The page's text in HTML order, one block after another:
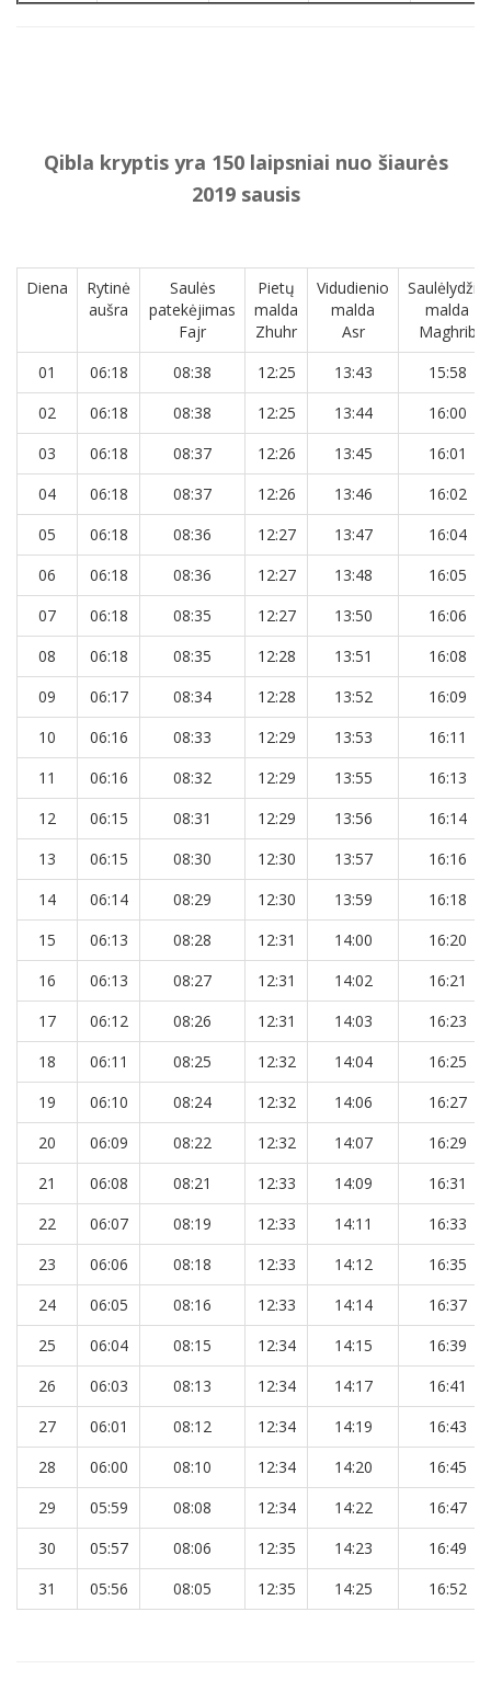
Qibla kryptis yra 150 laipsniai nuo šiaurės
2019 sausis
Diena
Rytinė
aušra
Saulės
patekėjimas
Fajr
Pietų
malda
Zhuhr
Vidudienio
malda
Asr
Saulėlydžio
malda
Maghrib
01
06:18 08:38 12:25 13:43
15:58
02
06:18 08:38 12:25 13:44
16:00
03
06:18 08:37 12:26 13:45
16:01
04
06:18 08:37 12:26 13:46
16:02
05
06:18 08:36 12:27 13:47
16:04
06
06:18 08:36 12:27 13:48
16:05
07
06:18 08:35 12:27 13:50
16:06
08
06:18 08:35 12:28 13:51
16:08
09
06:17 08:34 12:28 13:52
16:09
10
06:16 08:33 12:29 13:53
16:11
11
06:16 08:32 12:29 13:55
16:13
12
06:15 08:31 12:29 13:56
16:14
13
06:15 08:30 12:30 13:57
16:16
14
06:14 08:29 12:30 13:59
16:18
15
06:13 08:28 12:31 14:00
16:20
16
06:13 08:27 12:31 14:02
16:21
17
06:12 08:26 12:31 14:03
16:23
18
06:11 08:25 12:32 14:04
16:25
19
06:10 08:24 12:32 14:06
16:27
20
06:09 08:22 12:32 14:07
16:29
21
06:08 08:21 12:33 14:09
16:31
22
06:07 08:19 12:33 14:11
16:33
23
06:06 08:18 12:33 14:12
16:35
24
06:05 08:16 12:33 14:14
16:37
25
06:04 08:15 12:34 14:15
16:39
26
06:03 08:13 12:34 14:17
16:41
27
06:01 08:12 12:34 14:19
16:43
28
06:00 08:10 12:34 14:20
16:45
29
05:59 08:08 12:34 14:22
16:47
30
05:57 08:06 12:35 14:23
16:49
31
05:56 08:05 12:35 14:25 16:52